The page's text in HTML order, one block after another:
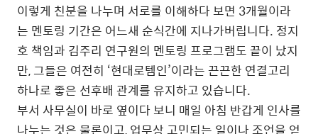
이렇게 친분을 나누며 서로를 이해하다 보면 3개월이라
는 멘토링 기간은 어느새 순식간에 지나가버립니다. 정지
호 책임과 김주리 연구원의 멘토링 프로그램도 끝이 났지
만, 그들은 여전히 ‘현대로템인’이라는 끈끈한 연결고리
하나로 좋은 선후배 관계를 유지하고 있습니다.
부서 사무실이 바로 옆이다 보니 매일 아침 반갑게 인사를
나누는 것은 물론이고, 업무상 고민되는 일이나 조언을 얻